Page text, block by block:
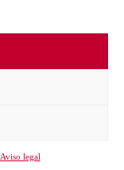
Aviso legal